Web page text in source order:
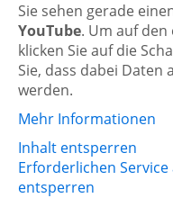
Sie sehen gerade
YouTube. Um auf
klicken Sie auf die
Sie, dass dabei
werden.
Mehr Informationen
Inhalt entsperren
Erforderlichen
entsperren